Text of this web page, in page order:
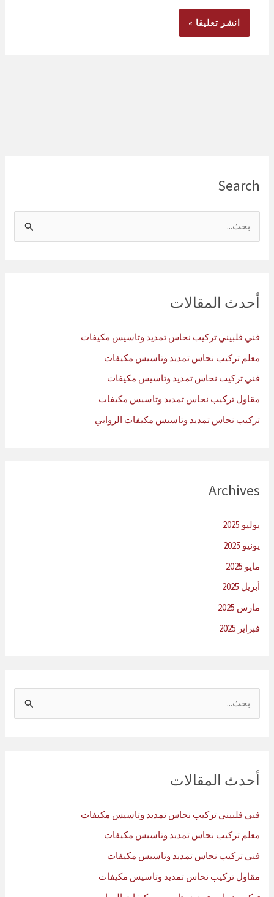
Search
ث
عأحدث المقالات
فني فلبيني تركيب نحاس تمديد وتاسيس مكيفات
معلم تركيب نحاس تمديد وتاسيس مكيفات
فني تركيب نحاس تمديد وتاسيس مكيفات
مقاول تركيب نحاس تمديد وتاسيس مكيفات
تركيب نحاس تمديد وتاسيس مكيفات الروابي
Archives
يوليو 2025
يونيو 2025
مايو 2025
أبريل 2025
مارس 2025
فبراير 2025
ث
عأحدث المقالات
فني فلبيني تركيب نحاس تمديد وتاسيس مكيفات
معلم تركيب نحاس تمديد وتاسيس مكيفات
فني تركيب نحاس تمديد وتاسيس مكيفات
مقاول تركيب نحاس تمديد وتاسيس مكيفات